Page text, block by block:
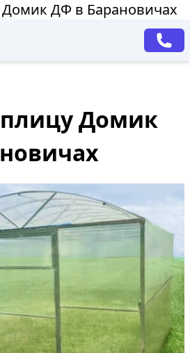
Домик ДФ в Барановичах
Домик